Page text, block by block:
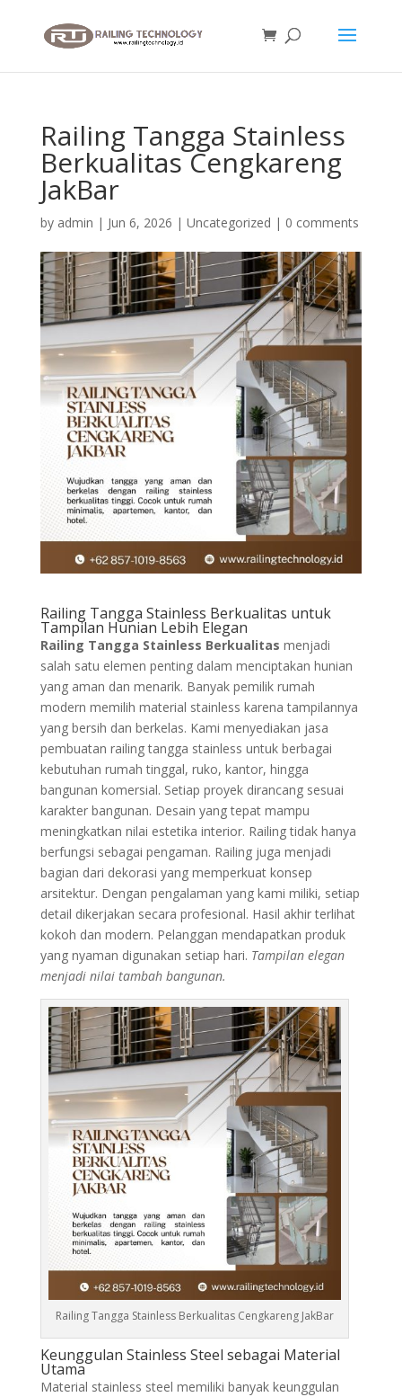
Railing Tangga Stainless
Berkualitas Cengkareng
JakBar
by admin | Jun 6, 2026 | Uncategorized | 0 comments
Railing Tangga Stainless Berkualitas untuk
Tampilan Hunian Lebih Elegan
Railing Tangga Stainless Berkualitas menjadi
salah satu elemen penting dalam menciptakan hunian
yang aman dan menarik. Banyak pemilik rumah
modern memilih material stainless karena tampilannya
yang bersih dan berkelas. Kami menyediakan jasa
pembuatan railing tangga stainless untuk berbagai
kebutuhan rumah tinggal, ruko, kantor, hingga
bangunan komersial. Setiap proyek dirancang sesuai
karakter bangunan. Desain yang tepat mampu
meningkatkan nilai estetika interior. Railing tidak hanya
berfungsi sebagai pengaman. Railing juga menjadi
bagian dari dekorasi yang memperkuat konsep
arsitektur. Dengan pengalaman yang kami miliki, setiap
detail dikerjakan secara profesional. Hasil akhir terlihat
kokoh dan modern. Pelanggan mendapatkan produk
yang nyaman digunakan setiap hari. Tampilan elegan
menjadi nilai tambah bangunan.
Railing Tangga Stainless Berkualitas Cengkareng JakBar
Keunggulan Stainless Steel sebagai Material
Utama
Material stainless steel memiliki banyak keunggulan